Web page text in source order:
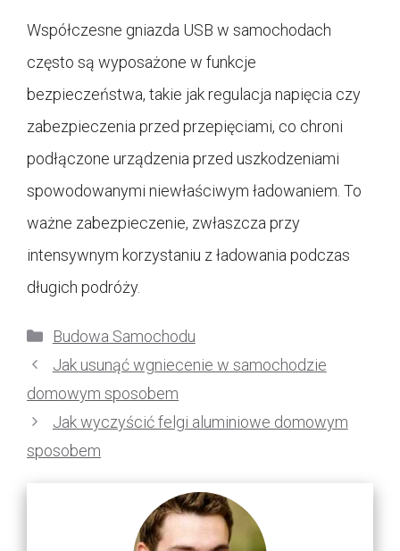
Współczesne gniazda USB w samochodach
często są wyposażone w funkcje
bezpieczeństwa, takie jak regulacja napięcia czy
zabezpieczenia przed przepięciami, co chroni
podłączone urządzenia przed uszkodzeniami
spowodowanymi niewłaściwym ładowaniem. To
ważne zabezpieczenie, zwłaszcza przy
intensywnym korzystaniu z ładowania podczas
długich podróży.
Kategorie
Budowa Samochodu
Jak usunąć wgniecenie w samochodzie
domowym sposobem
Jak wyczyścić felgi aluminiowe domowym
sposobem